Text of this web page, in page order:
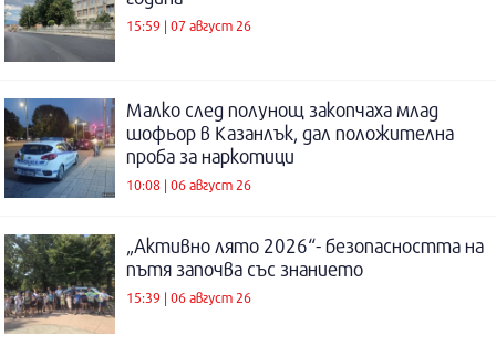
15:59 | 07 август 26
Малко след полунощ закопчаха млад
шофьор в Казанлък, дал положителна
проба за наркотици
10:08 | 06 август 26
„Активно лято 2026“- безопасността на
пътя започва със знанието
15:39 | 06 август 26